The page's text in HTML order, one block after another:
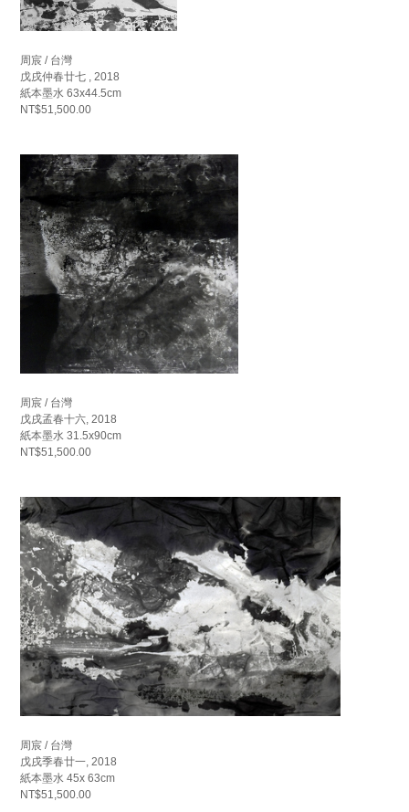
周宸 / 台灣
戊戌仲春廿七 , 2018
紙本墨水 63x44.5cm
NT$51,500.00
周宸 / 台灣
戊戌孟春十六, 2018
紙本墨水 31.5x90cm
NT$51,500.00
周宸 / 台灣
戊戌季春廿一, 2018
紙本墨水 45x 63cm
NT$51,500.00